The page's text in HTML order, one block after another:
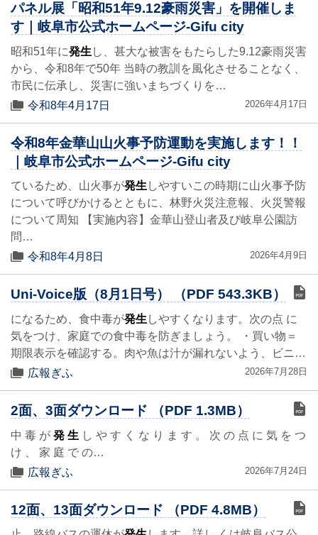
パネル展「昭和51年9.12豪雨災害」を開催しま
す｜岐阜市公式ホームページ-Gifu city
昭和51年に発生 し、甚大な被害をもたらした9.12豪雨災害
から、令和8年で50年 当時の教訓を風化させることなく、
市民に伝承し、災害に強いまちづくりを…
令和8年4月17日
2026年4月17日
令和8年金華山山火事予防運動を実施します！！
｜岐阜市公式ホームページ-Gifu city
ているため、山火事が発生しやすいこの時期に山火事予防
について呼びかけるとともに、林野火災注意報、火災警報
について周知 【実施内容】金華山登山者及び岐阜公園訪
問…
令和8年4月8日
2026年4月9日
Uni-Voice版（8月1日号） （PDF 543.3KB）
になるため、食中毒が発生 しやすくなります。次の点 に
気をつけ、家庭での食中毒を防ぎましょう。 ・買い物＝
期限表示を確認する。肉や魚は汁が漏れないよう、ビニ…
広報ぎふ
2026年7月28日
2面、3面ダウンロード （PDF 1.3MB）
中 毒 が 発 生 し や す く な り ま す 。 次 の 点 に 気 を つ
け 、 家 庭 で の…
広報ぎふ
2026年7月24日
12面、13面ダウンロード （PDF 4.8MB）